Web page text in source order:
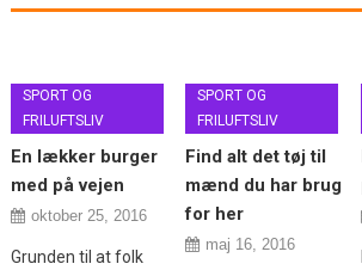
SPORT OG
FRILUFTSLIV
En lækker burger
med på vejen
oktober 25, 2016
Grunden til at folk
SPORT OG
FRILUFTSLIV
Find alt det tøj til
mænd du har brug
for her
maj 16, 2016